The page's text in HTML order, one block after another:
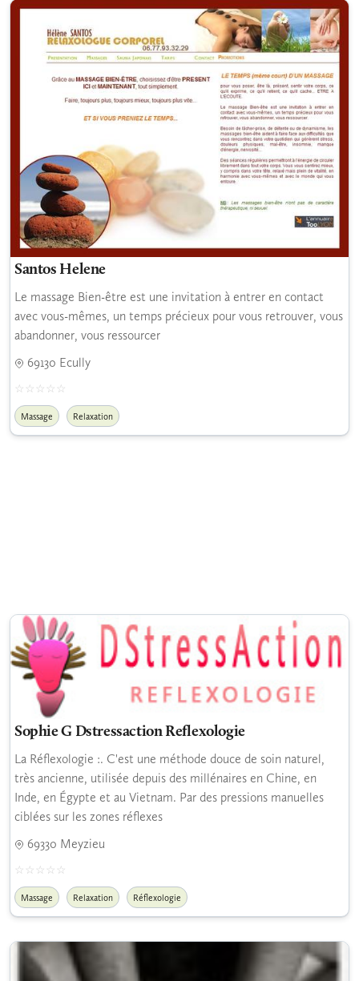
Santos Helene
Le massage Bien-être est une invitation à entrer en contact
avec vous-mêmes, un temps précieux pour vous retrouver, vous
abandonner, vous ressourcer
69130 Ecully
Massage Relaxation
Sophie G Dstressaction Reflexologie
La Réflexologie :. C'est une méthode douce de soin naturel,
très ancienne, utilisée depuis des millénaires en Chine, en
Inde, en Égypte et au Vietnam. Par des pressions manuelles
ciblées sur les zones réflexes
69330 Meyzieu
Massage Relaxation Réflexologie